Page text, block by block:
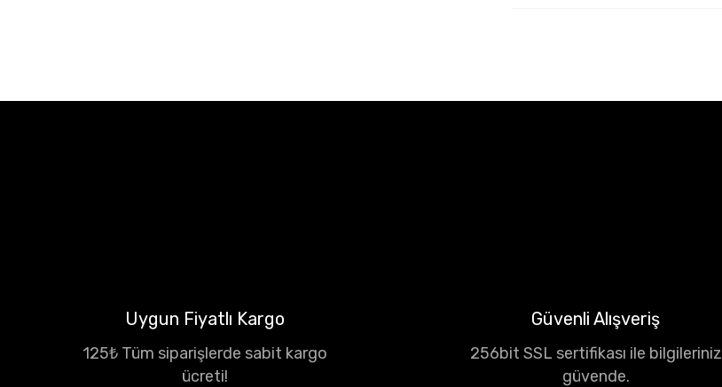
Uygun Fiyatlı Kargo
125₺ Tüm siparişlerde sabit kargo
ücreti!
Güvenli Alışveriş
256bit SSL sertifikası ile bilgileriniz
güvende.